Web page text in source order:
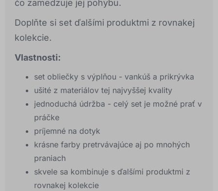
čo zamedzuje jej pohybu.
Doplňte si set ďalšími produktmi z rovnakej
kolekcie.
Vlastnosti:
set obliečky s výplňou - vankúš a prikrývka
ušité z materiálov tej najvyššej kvality
jednoduchá údržba - celý set je možné prať v
práčke
príjemné na dotyk
krásne farby pretrvávajúce aj po mnohých
praniach
skvele sa kombinuje s ďalšími produktmi z
rovnakej kolekcie